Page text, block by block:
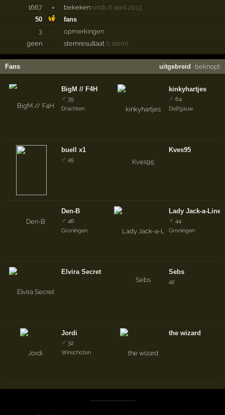
1667
× bekeken sinds 6 april 2013
50
fans
3
·
opmerkingen
geen
stemresultaat(1 stem)
Fans uitgebreid · beknopt
BigM // F4H
♂ 35
Drachten
buell x1
♂ 45
Den-B
♂ 46
Groningen
Elvira Secret
Jordi
♂ 32
Winschoten
kinkyhartjes
♂ 64
Delfgauw
Kves95
Lady Jack-a-Line
♀ 44
Groningen
Sebs
42
the wizard